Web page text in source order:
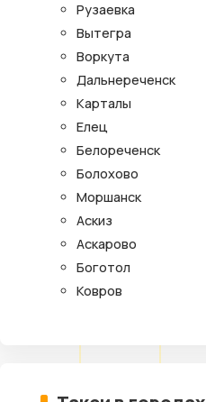
Рузаевка
Вытегра
Воркута
Дальнереченск
Карталы
Елец
Белореченск
Болохово
Моршанск
Аскиз
Аскарово
Боготол
Ковров